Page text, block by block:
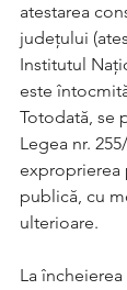
atestarea
județului
Institutul
este
Totodată, se
Legea nr.
exproprierea
publică, cu
ulterioare.
La